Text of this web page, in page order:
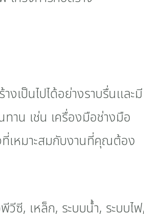
งเป็นไปได้อย่างราบรื่นและมี
าน เช่น เครื่องมือช่างมือ
ที่เหมาะสมกับงานที่คุณต้อง